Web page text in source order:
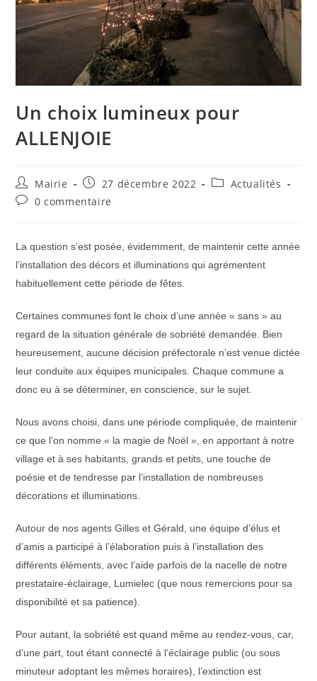
Un choix lumineux pour
ALLENJOIE
Auteur/autrice
de
la
Mairie
Publication
publiée :
27 décembre 2022
PostActualités
Commentaires
publication :
0 commentaire
La question s’est posée, évidemment, de maintenir cette année
l’installation des décors et illuminations qui agrémentent
habituellement cette période de fêtes.
Certaines communes font le choix d’une année « sans » au
regard de la situation générale de sobriété demandée. Bien
heureusement, aucune décision préfectorale n’est venue dictée
leur conduite aux équipes municipales. Chaque commune a
donc eu à se déterminer, en conscience, sur le sujet.
Nous avons choisi, dans une période compliquée, de maintenir
ce que l’on nomme « la magie de Noël », en apportant à notre
village et à ses habitants, grands et petits, une touche de
poésie et de tendresse par l’installation de nombreuses
décorations et illuminations.
Autour de nos agents Gilles et Gérald, une équipe d’élus et
d’amis a participé à l’élaboration puis à l’installation des
différents éléments, avec l’aide parfois de la nacelle de notre
prestataire-éclairage, Lumielec (que nous remercions pour sa
disponibilité et sa patience).
Pour autant, la sobriété est quand même au rendez-vous, car,
d’une part, tout étant connecté à l’éclairage public (ou sous
minuteur adoptant les mêmes horaires), l’extinction est